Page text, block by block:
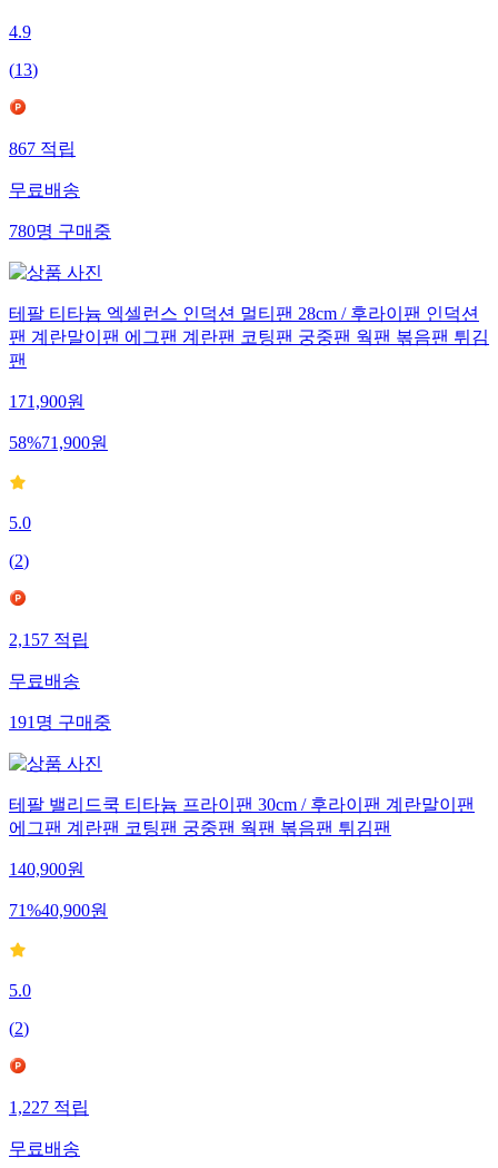
4.9
(13)
867적립
무료배송
780명구매중
테팔 티타늄 엑셀런스 인덕션 멀티팬 28cm / 후라이팬 인덕션
팬 계란말이팬 에그팬 계란팬 코팅팬 궁중팬 웍팬 볶음팬 튀김
팬
171,900원
58%71,900원
5.0
(2)
2,157적립
무료배송
191명구매중
테팔 밸리드쿡 티타늄 프라이팬 30cm / 후라이팬 계란말이팬
에그팬 계란팬 코팅팬 궁중팬 웍팬 볶음팬 튀김팬
140,900원
71%40,900원
5.0
(2)
1,227적립
무료배송